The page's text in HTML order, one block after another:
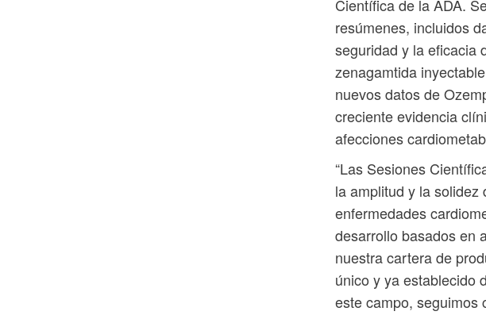
Científica de la ADA.
resúmenes, incluidos
seguridad y la eficacia
zenagamtida
nuevos datos de
creciente evidencia
afecciones
“Las Sesiones
la amplitud y la
enfermedades
desarrollo basados ​​en
nuestra cartera de
único y ya establecido
este campo, seguimos